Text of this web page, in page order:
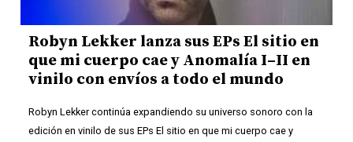
Robyn Lekker lanza sus EPs El sitio en
que mi cuerpo cae y Anomalía I–II en
vinilo con envíos a todo el mundo
Robyn Lekker continúa expandiendo su universo sonoro con la
edición en vinilo de sus EPs El sitio en que mi cuerpo cae y